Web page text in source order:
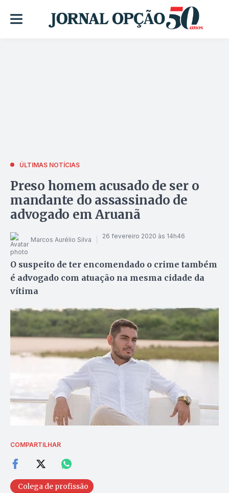
ÚLTIMAS NOTÍCIAS
Preso homem acusado de ser o
mandante do assassinado de
advogado em Aruanã
Marcos Aurélio Silva 26 fevereiro 2020 às 14h46
O suspeito de ter encomendado o crime também
é advogado com atuação na mesma cidade da
vítima
COMPARTILHAR
Colega de profissão